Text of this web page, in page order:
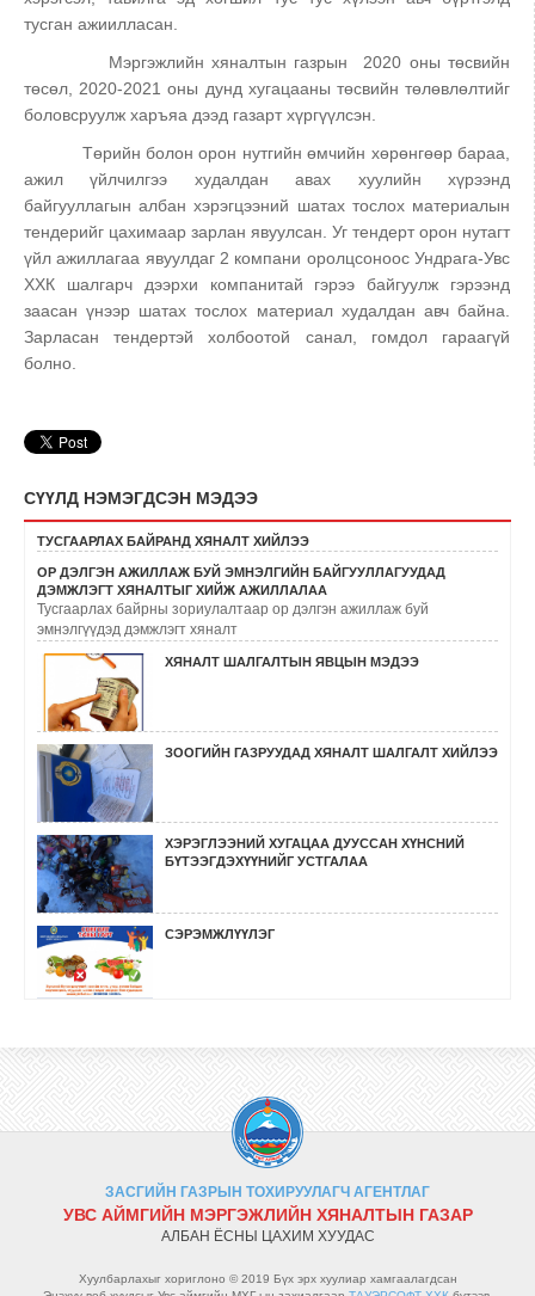
тусган ажиилласан.
Мэргэжлийн хяналтын газрын 2020 оны төсвийн
төсөл, 2020-2021 оны дунд хугацааны төсвийн төлөвлөлтийг
боловсруулж харъяа дээд газарт хүргүүлсэн.
Төрийн болон орон нутгийн өмчийн хөрөнгөөр бараа,
ажил үйлчилгээ худалдан авах хуулийн хүрээнд
байгууллагын албан хэрэгцээний шатах тослох материалын
тендерийг цахимаар зарлан явуулсан. Уг тендерт орон нутагт
үйл ажиллагаа явуулдаг 2 компани оролцсоноос Ундрага-Увс
ХХК шалгарч дээрхи компанитай гэрээ байгуулж гэрээнд
заасан үнээр шатах тослох материал худалдан авч байна.
Зарласан тендертэй холбоотой санал, гомдол гараагүй
болно.
СҮҮЛД НЭМЭГДСЭН МЭДЭЭ
ТУСГААРЛАХ БАЙРАНД ХЯНАЛТ ХИЙЛЭЭ
ОР ДЭЛГЭН АЖИЛЛАЖ БУЙ ЭМНЭЛГИЙН БАЙГУУЛЛАГУУДАД
ДЭМЖЛЭГТ ХЯНАЛТЫГ ХИЙЖ АЖИЛЛАЛАА
Тусгаарлах байрны зориулалтаар ор дэлгэн ажиллаж буй
эмнэлгүүдэд дэмжлэгт хяналт
ХЯНАЛТ ШАЛГАЛТЫН ЯВЦЫН МЭДЭЭ
ЗООГИЙН ГАЗРУУДАД ХЯНАЛТ ШАЛГАЛТ ХИЙЛЭЭ
ХЭРЭГЛЭЭНИЙ ХУГАЦАА ДУУССАН ХҮНСНИЙ
БҮТЭЭГДЭХҮҮНИЙГ УСТГАЛАА
СЭРЭМЖЛҮҮЛЭГ
ГҮЙЦЭТГЭЛИЙН ХЯНАЛТ ШАЛГАЛТ ХИЙЛЭЭ.
УРЬДЧИЛАН СЭРГИЙЛЭХ ХЯНАЛТ ШАЛГАЛТ
ХИЙВ.
ЗАСГИЙН ГАЗРЫН ТОХИРУУЛАГЧ АГЕНТЛАГ
УВС АЙМГИЙН МЭРГЭЖЛИЙН ХЯНАЛТЫН ГАЗАР
АЛБАН ЁСНЫ ЦАХИМ ХУУДАС
Хуулбарлахыг хориглоно © 2019 Бүх эрх хуулиар хамгаалагдсан